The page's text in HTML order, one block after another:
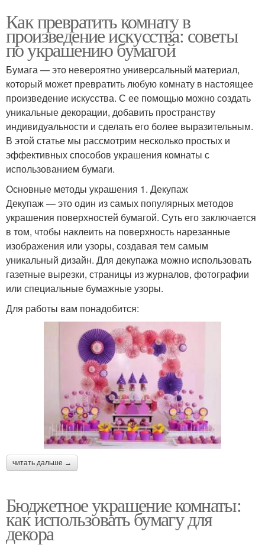
Как превратить комнату в
произведение искусства: советы
по украшению бумагой
Бумага — это невероятно универсальный материал,
который может превратить любую комнату в настоящее
произведение искусства. С ее помощью можно создать
уникальные декорации, добавить пространству
индивидуальности и сделать его более выразительным.
В этой статье мы рассмотрим несколько простых и
эффективных способов украшения комнаты с
использованием бумаги.
Основные методы украшения 1. Декупаж
Декупаж — это один из самых популярных методов
украшения поверхностей бумагой. Суть его заключается
в том, чтобы наклеить на поверхность нарезанные
изображения или узоры, создавая тем самым
уникальный дизайн. Для декупажа можно использовать
газетные вырезки, страницы из журналов, фотографии
или специальные бумажные узоры.
Для работы вам понадобится:
читать дальше →
Бюджетное украшение комнаты:
как использовать бумагу для
декора